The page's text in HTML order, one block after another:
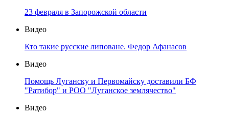
23 февраля в Запорожской области
Видео
Кто такие русские липоване. Федор Афанасов
Видео
Помощь Луганску и Первомайску доставили БФ
"Ратибор" и РОО "Луганское землячество"
Видео